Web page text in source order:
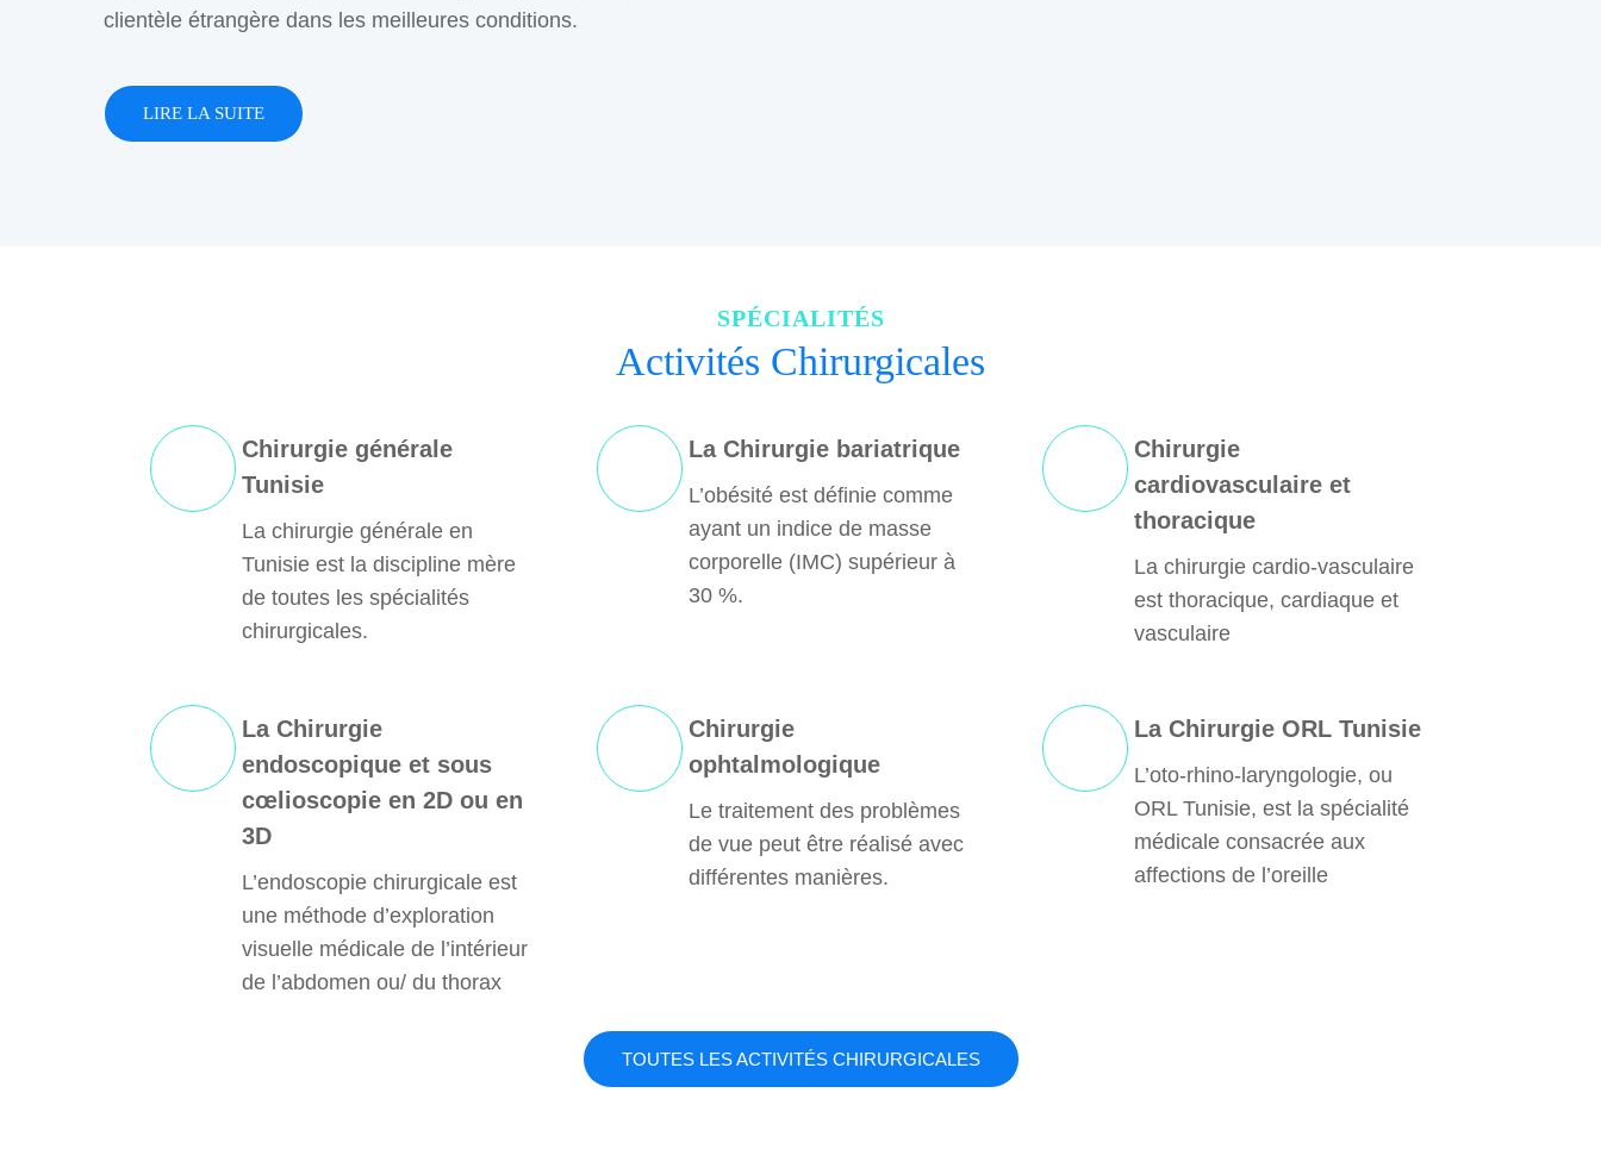
clientèle étrangère dans les meilleures conditions.
LIRE LA SUITE
SPÉCIALITÉS
Activités Chirurgicales
Chirurgie générale
Tunisie
La chirurgie générale en
Tunisie est la discipline mère
de toutes les spécialités
chirurgicales.
La Chirurgie bariatrique
L’obésité est définie comme
ayant un indice de masse
corporelle (IMC) supérieur à
30 %.
Chirurgie
cardiovasculaire et
thoracique
La chirurgie cardio-vasculaire
est thoracique, cardiaque et
vasculaire
La Chirurgie
endoscopique et sous
cœlioscopie en 2D ou en
3D
L’endoscopie chirurgicale est
une méthode d’exploration
visuelle médicale de l’intérieur
de l’abdomen ou/ du thorax
Chirurgie
ophtalmologique
Le traitement des problèmes
de vue peut être réalisé avec
différentes manières.
La Chirurgie ORL Tunisie
L’oto-rhino-laryngologie, ou
ORL Tunisie, est la spécialité
médicale consacrée aux
affections de l’oreille
TOUTES LES ACTIVITÉS CHIRURGICALES